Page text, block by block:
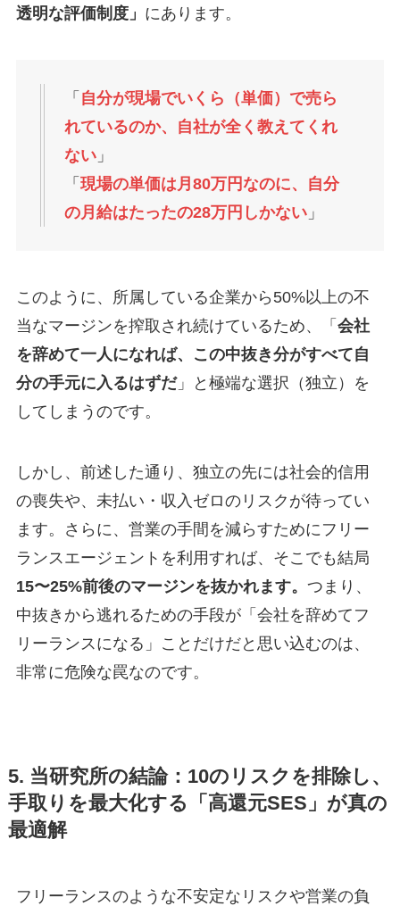
透明な評価制度」 にあります。
「 自分が現場でいくら（単価）で売ら
れているのか、自社が全く教えてくれ
ない」
「 現場の単価は月80万円なのに、自分
の月給はたったの28万円しかない」
このように、所属している企業から50%以上の不
当なマージンを搾取され続けているため、「 会社
を辞めて一人になれば、この中抜き分がすべて自
分の手元に入るはずだ」と極端な選択（独立）を
してしまうのです。
しかし、前述した通り、独立の先には社会的信用
の喪失や、未払い・収入ゼロのリスクが待ってい
ます。さらに、営業の手間を減らすためにフリー
ランスエージェントを利用すれば、そこでも結局
15〜25%前後のマージンを抜かれます。 つまり、
中抜きから逃れるための手段が「会社を辞めてフ
リーランスになる」ことだけだと思い込むのは、
非常に危険な罠なのです。
5. 当研究所の結論：10のリスクを排除し、
手取りを最大化する「高還元SES」が真の
最適解
フリーランスのような不安定なリスクや営業の負